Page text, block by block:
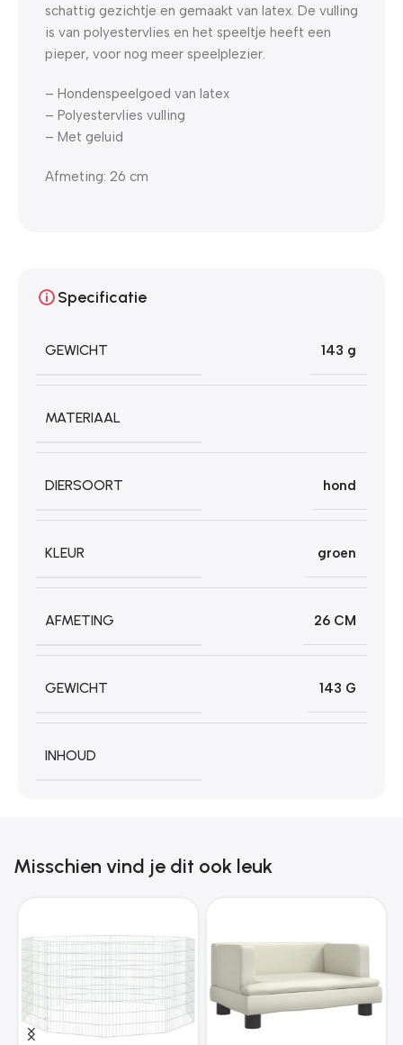
schattig gezichtje en gemaakt van latex. De vulling
is van polyestervlies en het speeltje heeft een
pieper, voor nog meer speelplezier.
– Hondenspeelgoed van latex
– Polyestervlies vulling
– Met geluid
Afmeting: 26 cm
Specificatie
GEWICHT 143 g
MATERIAAL
DIERSOORT hond
KLEUR groen
AFMETING 26 CM
GEWICHT 143 G
INHOUD
Misschien vind je dit ook leuk